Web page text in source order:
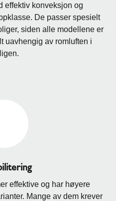
effektiv konveksjon og
De passer spesielt
siden alle modellene er
uavhengig av romluften i
effektive og har høyere
Mange av dem krever